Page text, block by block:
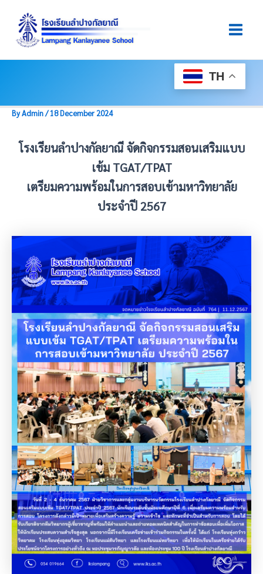
Content
TH
ByAdmin/18 December 2024
โรงเรียนลำปางกัลยาณี จัดกิจกรรมสอนเสริมแบบ
เข้ม TGAT/TPAT
เตรียมความพร้อมในการสอบเข้ามหาวิทยาลัย
ประจำปี 2567
Navigation